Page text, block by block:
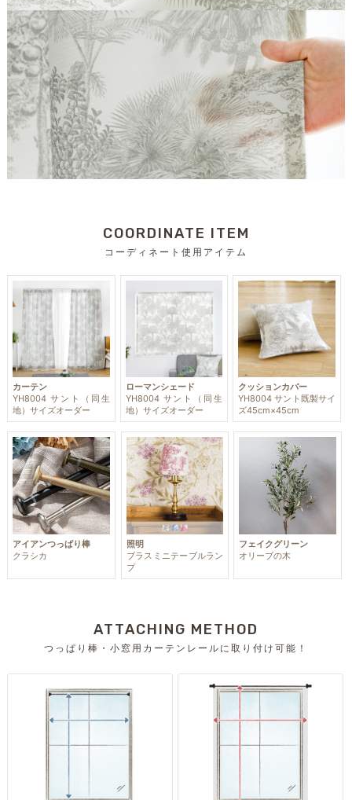
COORDINATE ITEM
コーディネート使用アイテム
カーテン
YH8004 サント（同生
地）サイズオーダー
ローマンシェード
YH8004 サント（同生
地）サイズオーダー
クッションカバー
YH8004 サント既製サイ
ズ45cm×45cm
アイアンつっぱり棒
クラシカ
照明
ブラスミニテーブルラン
プ
フェイクグリーン
オリーブの木
ATTACHING METHOD
つっぱり棒・小窓用カーテンレールに取り付け可能！